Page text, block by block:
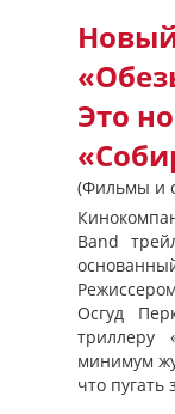
Это
(Фильмы и
Band
Осгуд
триллеру
минимум
что пугать